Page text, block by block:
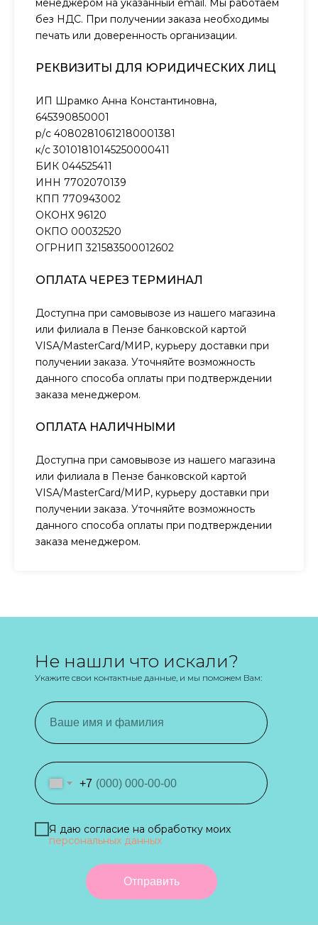
менеджером на указанный email. Мы работаем
без НДС. При получении заказа необходимы
печать или доверенность организации.
РЕКВИЗИТЫ ДЛЯ ЮРИДИЧЕСКИХ ЛИЦ
ИП Шрамко Анна Константиновна,
645390850001
р/с 40802810612180001381
к/с 30101810145250000411
БИК 044525411
ИНН 7702070139
КПП 770943002
ОКОНХ 96120
ОКПО 00032520
ОГРНИП 321583500012602
ОПЛАТА ЧЕРЕЗ ТЕРМИНАЛ
Доступна при самовывозе из нашего магазина
или филиала в Пензе банковской картой
VISA/MasterCard/МИР, курьеру доставки при
получении заказа. Уточняйте возможность
данного способа оплаты при подтверждении
заказа менеджером.
ОПЛАТА НАЛИЧНЫМИ
Доступна при самовывозе из нашего магазина
или филиала в Пензе банковской картой
VISA/MasterCard/МИР, курьеру доставки при
получении заказа. Уточняйте возможность
данного способа оплаты при подтверждении
заказа менеджером.
+7
Я даю согласие на обработку моих
персональных данных
Отправить
Не нашли что искали?
Укажите свои контактные данные, и мы поможем Вам: